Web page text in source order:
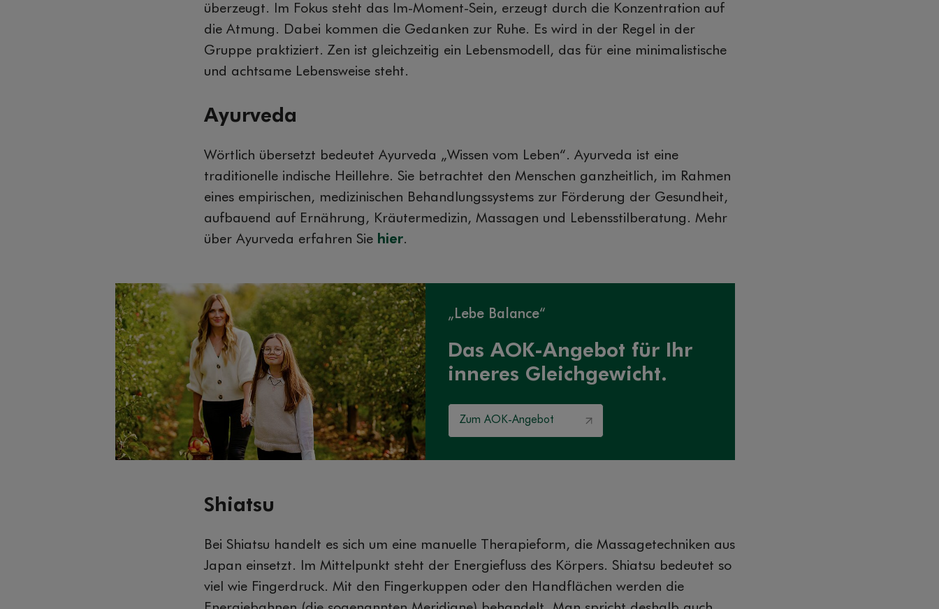
überzeugt. Im Fokus steht das Im-Moment-Sein, erzeugt durch die Konzentration auf
die Atmung. Dabei kommen die Gedanken zur Ruhe. Es wird in der Regel in der
Gruppe praktiziert. Zen ist gleichzeitig ein Lebensmodell, das für eine minimalistische
und achtsame Lebensweise steht.
Ayurveda
Wörtlich übersetzt bedeutet Ayurveda „Wissen vom Leben“. Ayurveda ist eine
traditionelle indische Heillehre. Sie betrachtet den Menschen ganzheitlich, im Rahmen
eines empirischen, medizinischen Behandlungssystems zur Förderung der Gesundheit,
aufbauend auf Ernährung, Kräutermedizin, Massagen und Lebensstilberatung. Mehr
über Ayurveda erfahren Sie hier.
„Lebe Balance“
Das AOK-Angebot für Ihr
inneres Gleichgewicht.
Zum AOK-Angebot
Shiatsu
Bei Shiatsu handelt es sich um eine manuelle Therapieform, die Massagetechniken aus
Japan einsetzt. Im Mittelpunkt steht der Energiefluss des Körpers. Shiatsu bedeutet so
viel wie Fingerdruck. Mit den Fingerkuppen oder den Handflächen werden die